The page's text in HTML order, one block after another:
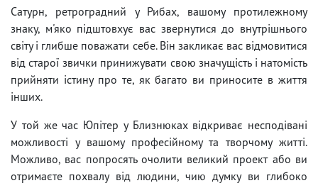
Сатурн, ретроградний у Рибах, вашому протилежному
знаку, м'яко підштовхує вас звернутися до внутрішнього
світу і глибше поважати себе. Він закликає вас відмовитися
від старої звички принижувати свою значущість і натомість
прийняти істину про те, як багато ви приносите в життя
інших.
У той же час Юпітер у Близнюках відкриває несподівані
можливості у вашому професійному та творчому житті.
Можливо, вас попросять очолити великий проект або ви
отримаєте похвалу від людини, чию думку ви глибоко